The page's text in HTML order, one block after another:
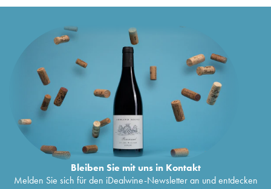
Bleiben Sie mit uns in Kontakt
Melden Sie sich für den iDealwine-Newsletter an und entdecken